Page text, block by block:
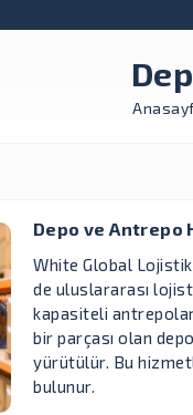
Depo ve Antrepo
White Global
de uluslararası
kapasiteli
bir parçası olan
yürütülür. Bu
bulunur.